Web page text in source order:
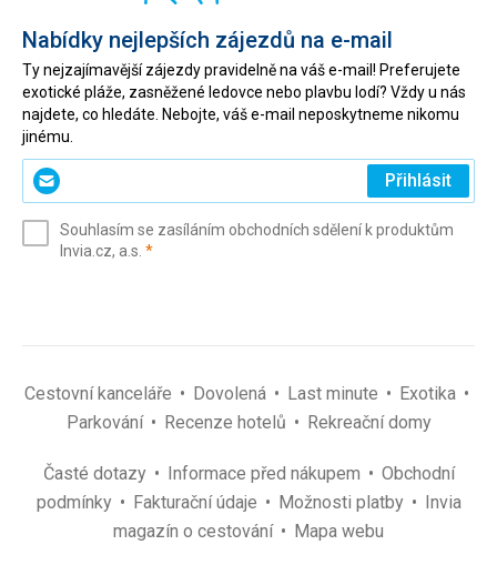
Nabídky nejlepších zájezdů na e-mail
Ty nejzajímavější zájezdy pravidelně na váš e-mail! Preferujete
exotické pláže, zasněžené ledovce nebo plavbu lodí? Vždy u nás
najdete, co hledáte. Nebojte, váš e-mail neposkytneme nikomu
jinému.
Zadejte
svůj
(povinné)
Přihlásit
Souhlasím se zasíláním obchodních sdělení k produktům
Invia.cz, a.s. *(povinné)
Cestovní kanceláře Dovolená Last minute
Exotika
Parkování
Recenze hotelů Rekreační domy
Časté dotazy Informace před nákupem
Obchodní
podmínky
Fakturační údaje Možnosti platby
Invia
magazín o cestování
Mapa webu